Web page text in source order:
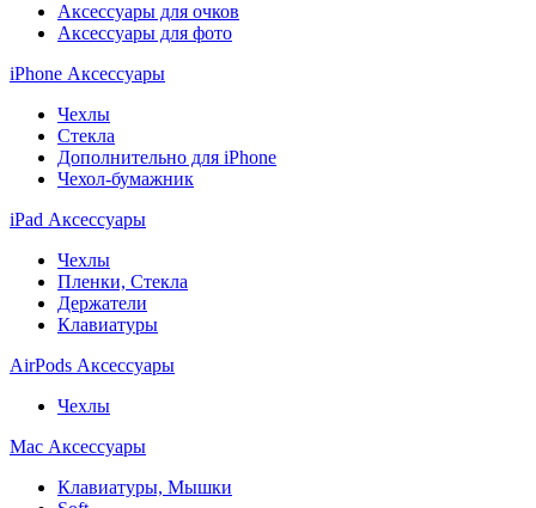
Аксессуары для очков
Аксессуары для фото
iPhone Аксессуары
Чехлы
Стекла
Дополнительно для iPhone
Чехол-бумажник
iPad Аксессуары
Чехлы
Пленки, Стекла
Держатели
Клавиатуры
AirPods Аксессуары
Чехлы
Mac Аксессуары
Клавиатуры, Мышки